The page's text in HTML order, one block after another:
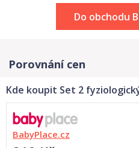
Do obchodu
Porovnání cen
Kde koupit Set 2
BabyPlace.cz